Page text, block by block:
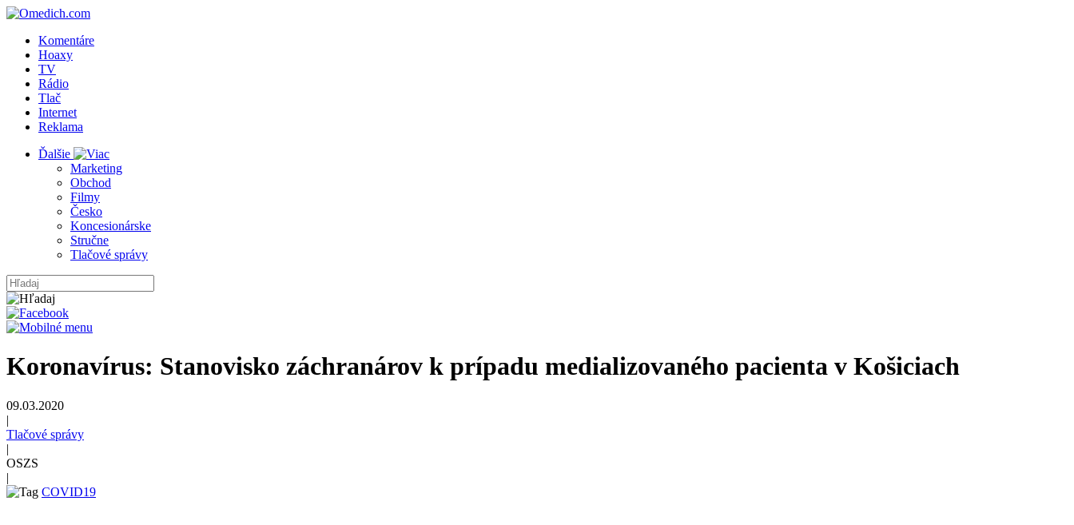
Komentáre
Hoaxy
TV
Rádio
Tlač
Internet
Reklama
Ďalšie
Marketing
Obchod
Filmy
Česko
Koncesionárske
Stručne
Tlačové správy
Koronavírus: Stanovisko záchranárov k prípadu medializovaného pacienta v Košiciach
09.03.2020
|
Tlačové správy
|
OSZS
|
COVID19